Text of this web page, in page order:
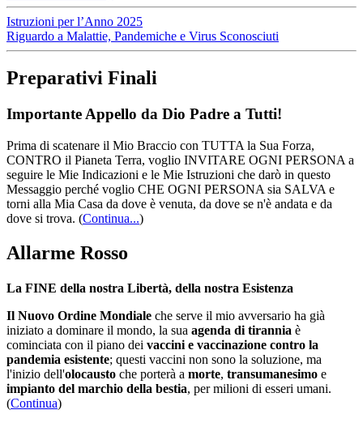
Istruzioni per l’Anno 2025
Riguardo a Malattie, Pandemiche e Virus Sconosciuti
Preparativi Finali
Importante Appello da Dio Padre a Tutti!
Prima di scatenare il Mio Braccio con TUTTA la Sua Forza,
CONTRO il Pianeta Terra, voglio INVITARE OGNI PERSONA a
seguire le Mie Indicazioni e le Mie Istruzioni che darò in questo
Messaggio perché voglio CHE OGNI PERSONA sia SALVA e
torni alla Mia Casa da dove è venuta, da dove se n'è andata e da
dove si trova. (Continua...)
Allarme Rosso
La FINE della nostra Libertà, della nostra Esistenza
Il Nuovo Ordine Mondiale che serve il mio avversario ha già
iniziato a dominare il mondo, la sua agenda di tirannia è
cominciata con il piano dei vaccini e vaccinazione contro la
pandemia esistente; questi vaccini non sono la soluzione, ma
l'inizio dell'olocausto che porterà a morte, transumanesimo e
impianto del marchio della bestia, per milioni di esseri umani.
(Continua)